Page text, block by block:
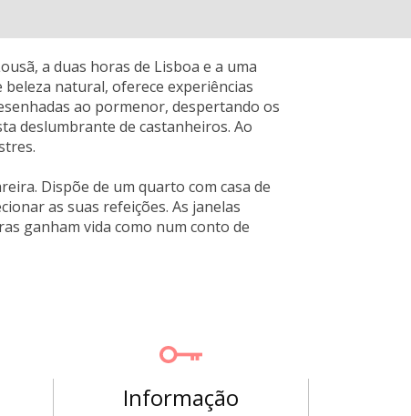
a duas horas de Lisboa e a uma
natural, oferece experiências
ao pormenor, despertando os
deslumbrante de castanheiros. Ao
Dispõe de um quarto com casa de
as suas refeições. As janelas
ganham vida como num conto de
Informação